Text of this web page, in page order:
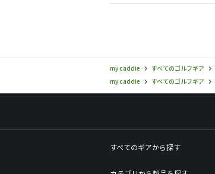
my caddie すべてのゴルフギア
my caddie
すべてのゴルフギア
すべてのギアから探す